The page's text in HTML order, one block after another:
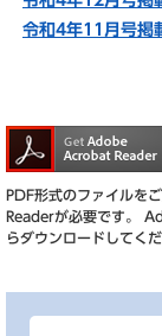
令和4年11月号掲
PDF形式のファイルを
Readerが必要です。
らダウンロードしてく